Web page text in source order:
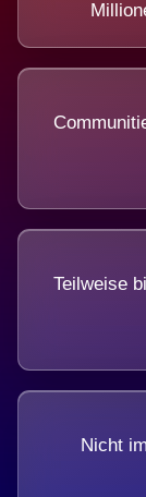
Teilweise
Nicht